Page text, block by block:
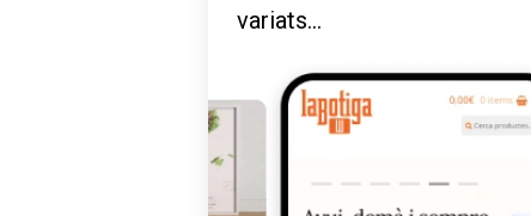
variats...